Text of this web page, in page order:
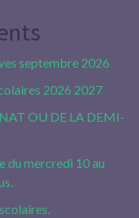
septembre 2026
2026 2027
OU DE LA DEMI-
du mercredi 10 au